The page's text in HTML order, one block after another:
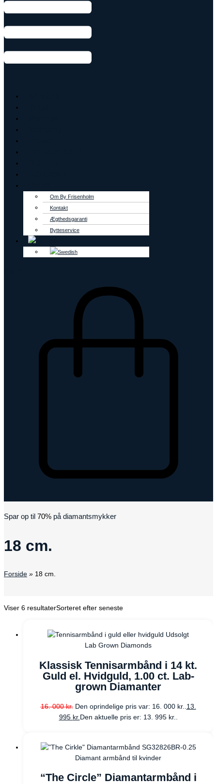
Om By Frisenholm
Kontakt
Ægthedsgaranti
Bytteservice
Spar op til 70% på diamantsmykker
18 cm.
Forside » 18 cm.
Viser 6 resultaterSorteret efter seneste
Udsolgt
Lab Grown Diamonds
Klassisk Tennisarmbånd i 14 kt.
Guld el. Hvidguld, 1.00 ct. Lab-
grown Diamanter
16. 000kr. Den oprindelige pris var: 16. 000 kr.. 13.
995 kr. Den aktuelle pris er: 13. 995 kr..
Diamant armbånd til kvinder
“The Circle” Diamantarmbånd i